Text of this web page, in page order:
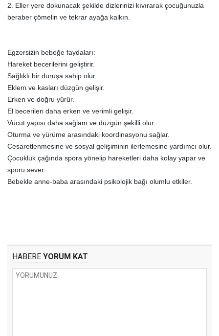
2. Eller yere dokunacak şekilde dizlerinizi kıvırarak çocuğunuzla
beraber çömelin ve tekrar ayağa kalkın.
Egzersizin bebeğe faydaları:
Hareket becerilerini geliştirir.
Sağlıklı bir duruşa sahip olur.
Eklem ve kasları düzgün gelişir.
Erken ve doğru yürür.
El becerileri daha erken ve verimli gelişir.
Vücut yapısı daha sağlam ve düzgün şekilli olur.
Oturma ve yürüme arasındaki koordinasyonu sağlar.
Cesaretlenmesine ve sosyal gelişiminin ilerlemesine yardımcı olur.
Çocukluk çağında spora yönelip hareketleri daha kolay yapar ve
sporu sever.
Bebekle anne-baba arasındaki psikolojik bağı olumlu etkiler.
HABERE YORUM KAT